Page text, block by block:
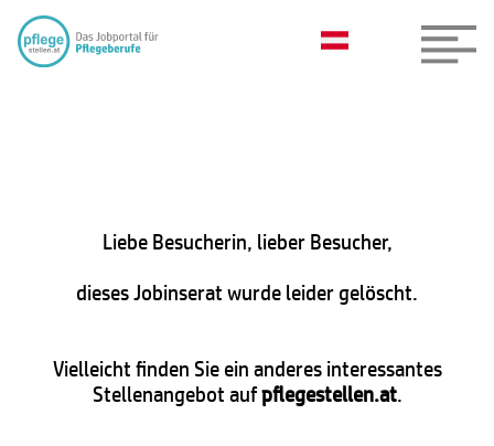
Liebe Besucherin, lieber Besucher,
dieses Jobinserat wurde leider gelöscht.
Vielleicht finden Sie ein anderes interessantes
Stellenangebot aufpflegestellen.at.